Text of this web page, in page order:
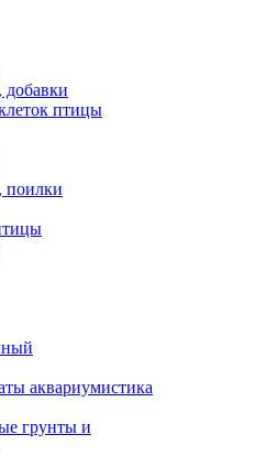
птицы
аквариумистика
грунты и